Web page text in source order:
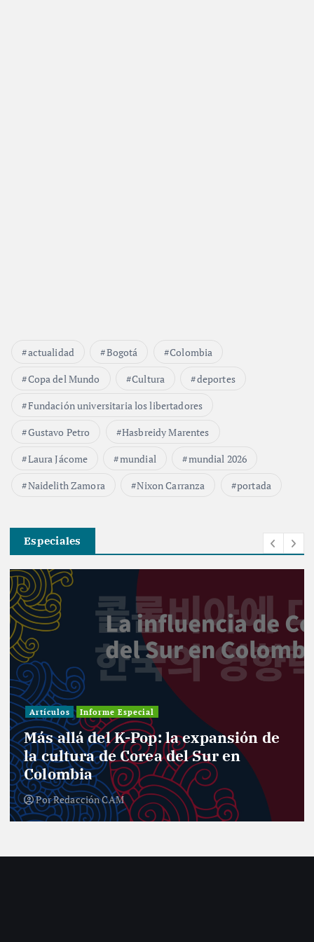
actualidad Bogotá
Colombia
Copa del Mundo
Cultura
deportes
Fundación universitaria los libertadores
Gustavo Petro
Hasbreidy Marentes
Laura Jácome
mundial
mundial 2026
Naidelith Zamora
Nixon Carranza portada
Especiales
Artículos Informe Especial
Más allá del K-Pop: la expansión de
la cultura de Corea del Sur en
Colombia
PorRedacción CAM